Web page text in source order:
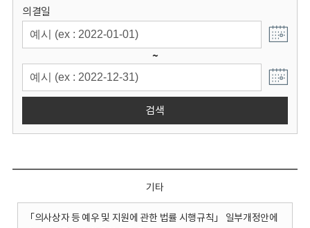
의결일
~
검색
기타
「의사상자 등 예우 및 지원에 관한 법률 시행규칙」 일부개정안에